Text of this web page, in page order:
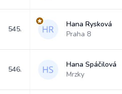
545.
Hana Rysková
Praha 8
546.
Hana Spáčilová
Mrzky